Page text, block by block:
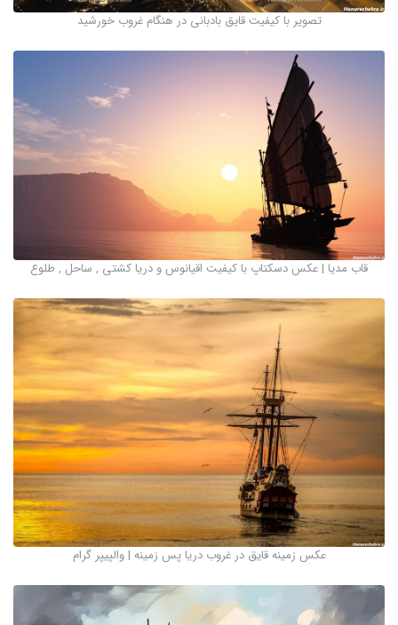
تصویر با کیفیت قایق بادبانی در هنگام غروب خورشید
قاب مدیا | عکس دسکتاپ با کیفیت اقیانوس و دریا کشتی , ساحل , طلوع
عکس زمینه قایق در غروب دریا پس زمینه | والپیپر گرام